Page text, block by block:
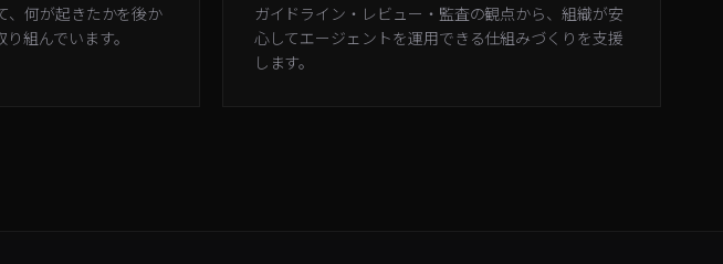
、何が起きたかを後か
組んでいます。
ガイドライン・レビュー・監査の観点から、組織が安
心してエージェントを運用できる仕組みづくりを支援
します。